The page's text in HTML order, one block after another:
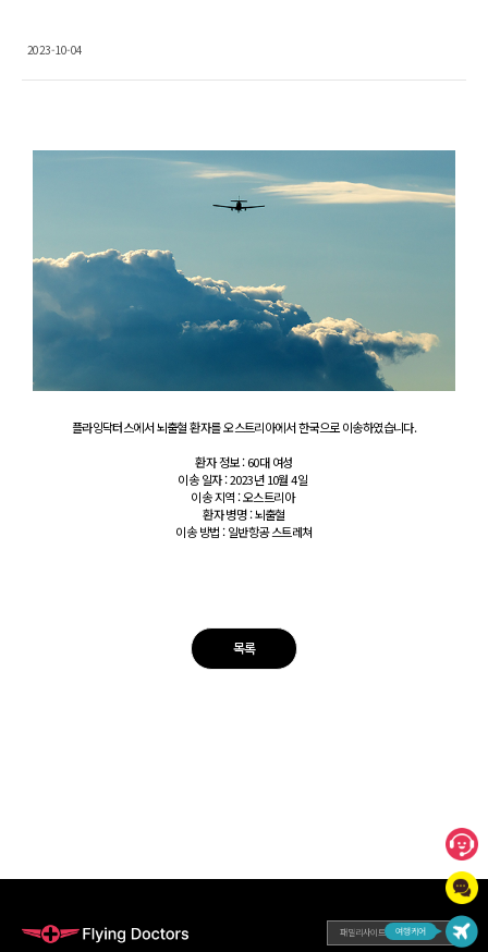
2023-10-04
플라잉닥터스에서 뇌출혈 환자를 오스트리아에서 한국으로 이송하였습니다.
환자 정보 : 60대 여성
이송 일자 : 2023년 10월 4일
이송 지역 : 오스트리아
환자 병명 : 뇌출혈
이송 방법 : 일반항공 스트레쳐
목록
패밀리사이트